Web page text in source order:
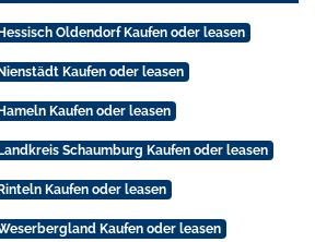
Oldendorf Kaufen oder leasen
Kaufen oder leasen
Kaufen oder leasen
Schaumburg Kaufen oder leasen
Kaufen oder leasen
Kaufen oder leasen